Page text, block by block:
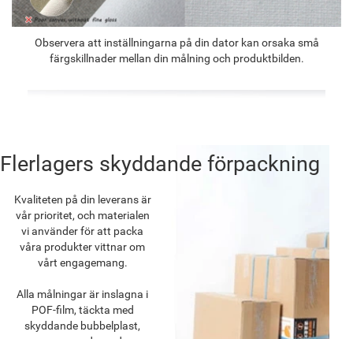
Observera att inställningarna på din dator kan orsaka små
färgskillnader mellan din målning och produktbilden.
Flerlagers skyddande förpackning
Kvaliteten på din leverans är
vår prioritet, och materialen
vi använder för att packa
våra produkter vittnar om
vårt engagemang.
Alla målningar är inslagna i
POF-film, täckta med
skyddande bubbelplast,